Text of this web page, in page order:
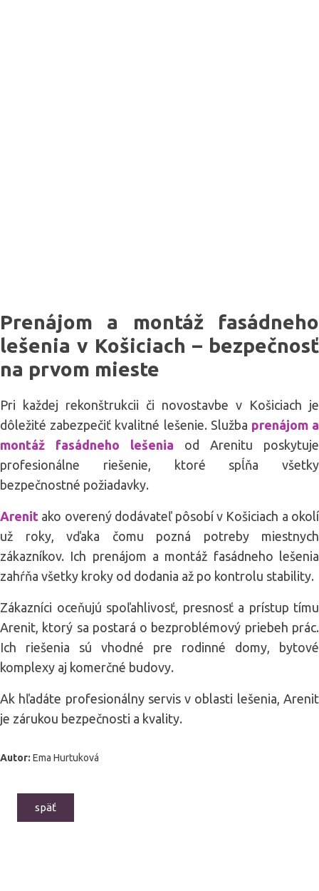
Prenájom a montáž fasádneho
lešenia v Košiciach – bezpečnosť
na prvom mieste
Pri každej rekonštrukcii či novostavbe v Košiciach je
dôležité zabezpečiť kvalitné lešenie. Služba prenájom a
montáž fasádneho lešenia od Arenitu poskytuje
profesionálne riešenie, ktoré spĺňa všetky
bezpečnostné požiadavky.
Arenit ako overený dodávateľ pôsobí v Košiciach a okolí
už roky, vďaka čomu pozná potreby miestnych
zákazníkov. Ich prenájom a montáž fasádneho lešenia
zahŕňa všetky kroky od dodania až po kontrolu stability.
Zákazníci oceňujú spoľahlivosť, presnosť a prístup tímu
Arenit, ktorý sa postará o bezproblémový priebeh prác.
Ich riešenia sú vhodné pre rodinné domy, bytové
komplexy aj komerčné budovy.
Ak hľadáte profesionálny servis v oblasti lešenia, Arenit
je zárukou bezpečnosti a kvality.
Autor: Ema Hurtuková
späť